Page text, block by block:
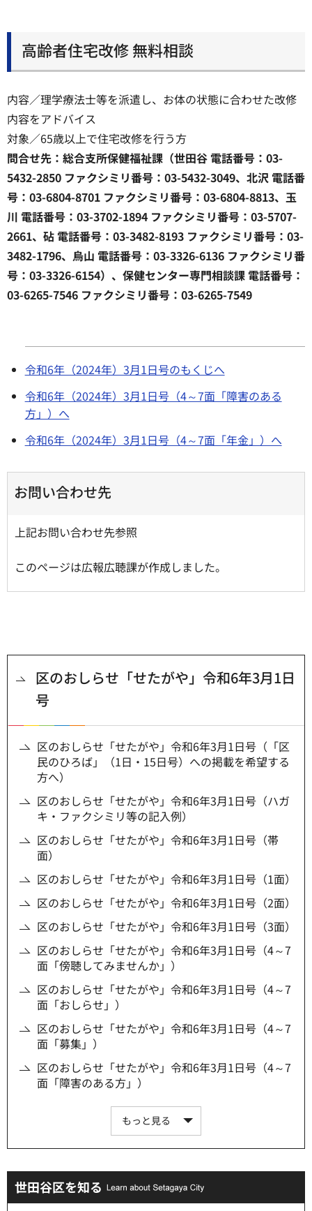
高齢者住宅改修 無料相談
内容／理学療法士等を派遣し、お体の状態に合わせた改修
内容をアドバイス
対象／65歳以上で住宅改修を行う方
問合せ先：総合支所保健福祉課（世田谷 電話番号：03-
5432-2850 ファクシミリ番号：03-5432-3049、北沢 電話番
号：03-6804-8701 ファクシミリ番号：03-6804-8813、玉
川 電話番号：03-3702-1894 ファクシミリ番号：03-5707-
2661、砧 電話番号：03-3482-8193 ファクシミリ番号：03-
3482-1796、烏山 電話番号：03-3326-6136 ファクシミリ番
号：03-3326-6154）、保健センター専門相談課 電話番号：
03-6265-7546 ファクシミリ番号：03-6265-7549
令和6年（2024年）3月1日号のもくじへ
令和6年（2024年）3月1日号（4～7面「障害のある
方」）へ
令和6年（2024年）3月1日号（4～7面「年金」）へ
お問い合わせ先
上記お問い合わせ先参照
このページは広報広聴課が作成しました。
区のおしらせ「せたがや」令和6年3月1日
号
区のおしらせ「せたがや」令和6年3月1日号（「区
民のひろば」（1日・15日号）への掲載を希望する
方へ）
区のおしらせ「せたがや」令和6年3月1日号（ハガ
キ・ファクシミリ等の記入例）
区のおしらせ「せたがや」令和6年3月1日号（帯
面）
区のおしらせ「せたがや」令和6年3月1日号（1面）
区のおしらせ「せたがや」令和6年3月1日号（2面）
区のおしらせ「せたがや」令和6年3月1日号（3面）
区のおしらせ「せたがや」令和6年3月1日号（4～7
面「傍聴してみませんか」）
区のおしらせ「せたがや」令和6年3月1日号（4～7
面「おしらせ」）
区のおしらせ「せたがや」令和6年3月1日号（4～7
面「募集」）
区のおしらせ「せたがや」令和6年3月1日号（4～7
面「障害のある方」）
もっと見る
世田谷区を知る